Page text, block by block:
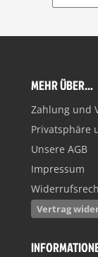
MEHR ÜBER...
Zahlung und
Privatsphäre
Unsere AGB
Impressum
Vertrag